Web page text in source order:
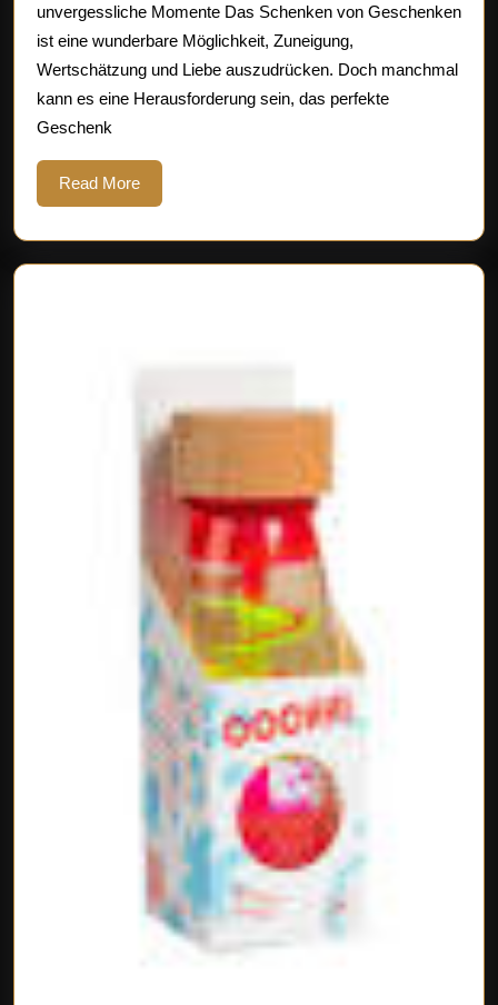
Kreative
für
unvergessliche Momente Das Schenken von Geschenken
ist eine wunderbare Möglichkeit, Zuneigung,
Wertschätzung und Liebe auszudrücken. Doch manchmal
kann es eine Herausforderung sein, das perfekte
Geschenk
Read MoreRead
More